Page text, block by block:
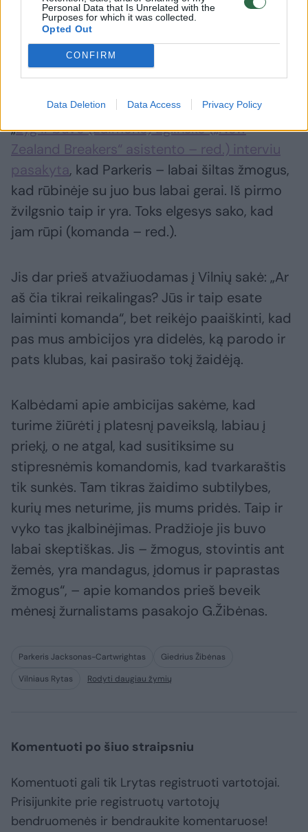
Personal Data that Is Unrelated with the
Purposes for which it was collected.
Opted Out
CONFIRM
Data Deletion Data Access Privacy Policy
A post shared by BC RYTAS, Vilnius (@rytasvilnius)
„Lyg ir buvo (Laimono) Eglinsko („New
Zealand Breakers“ asistento – red.) interviu
pasakyta, kad Parkeris – labai šiltas žmogus,
kad rūbinėje su juo bus labai gerai. Iš pirmo
žvilgsnio taip ir yra. Toks elgesys sako, kad
jam rūpi (komanda – red.).
Jis dar prieš atvažiuodamas į Vilnių sakė: „Ar
aš čia tikrai reikalingas? Jūs ir taip esate
laiminti komanda“, bet reikėjo paaiškinti, kad
pas mus ambicijos yra didelės, ką parodo ir
pats klubas, kai pasirašo tokį žaidėją.
Kalbėdami apie ambicijas sakėme, kad
turime žiūrėti į platesnį paveikslą, labiau į
priekį, o ne atgal, kad susitiksime su
stipresnėmis komandomis, kad tvarkaraštis
tik sunkės. Tam tikras žaidimo subtilybes,
kurių mes neturime, jis mums pridės. Taip ir
vyko tas įkalbinėjimas. Pradžioje jis buvo
labai skeptiškas. Jis – žmogus, stovintis ant
žemės, yra mandagus, įdomus ir paprastas
žmogus“, – apie komandos prieš beveik
mėnesį žurnalistams pasakojo G.Žibėnas.
Parkeris Jacksonas-Cartwrightas
Giedrius Žibėnas
Vilniaus Rytas
Rodyti daugiau žymių
Komentuoti po šiuo straipsniu
Komentuoti gali tik Lrytas registruoti vartotojai.
Prisijunkite prie registruotų vartotojų
bendruomenės ir bendraukite komentaruose!